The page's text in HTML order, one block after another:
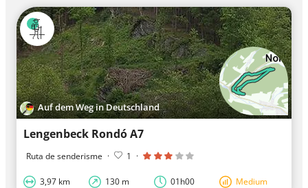
Auf dem Weg in Deutschland
Lengenbeck Rondó A7
Ruta de senderisme · 1 ·
3,97 km 130 m 01h00 Medium